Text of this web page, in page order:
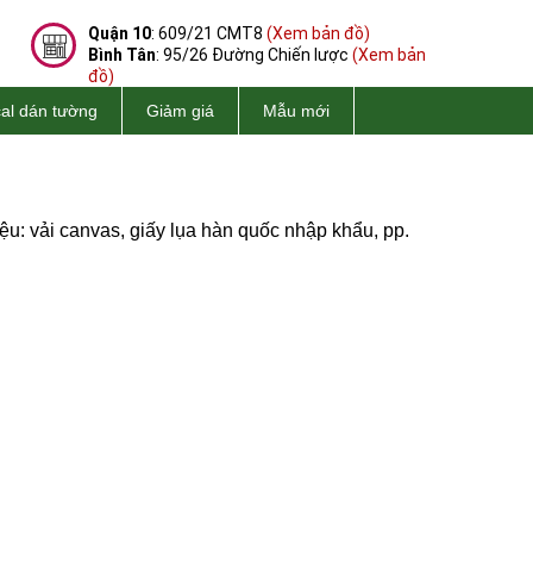
Quận 10: 609/21 CMT8 (Xem bản đồ)
Bình Tân: 95/26 Đường Chiến lược (Xem bản
đồ)
dán tường
Giảm giá Mẫu mới
vải canvas, giấy lụa hàn quốc nhập khẩu, pp.